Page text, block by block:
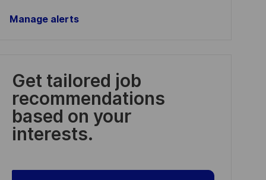
Manage alerts
Get tailored job
recommendations
based on your
interests.